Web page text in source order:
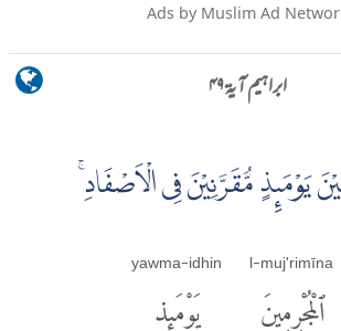
Ads by Muslim Ad
ابراہیم آية ۴۹
يَوْمَٮِٕذٍ مُّقَرَّنِيْنَ فِى الْاَصْفَادِۚ
l-muj'rimīna
ٱلْمُجْرِمِينَ
yawma-idhin
يَوْمَئِذٍ